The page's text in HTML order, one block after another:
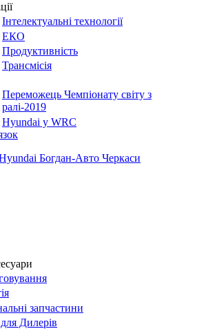
Інтелектуальні технології
ЕКО
Продуктивність
Трансмісія
Переможець Чемпіонату світу з
ралі-2019
Hyundai у WRC
запчастини
Дилерів